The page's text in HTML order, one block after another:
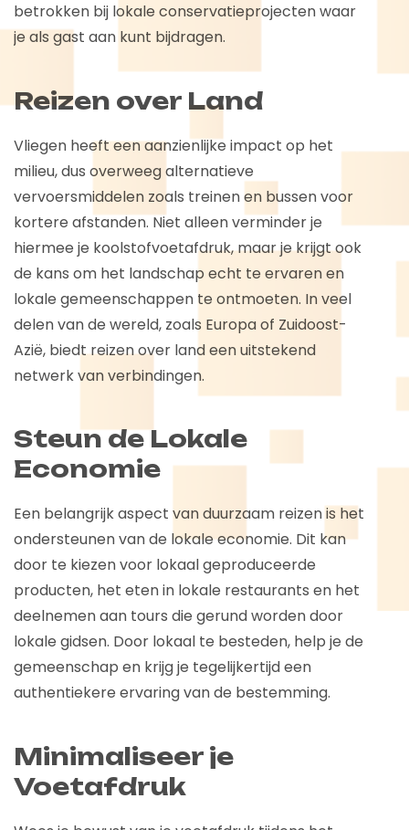
betrokken bij lokale conservatieprojecten waar
je als gast aan kunt bijdragen.
Reizen over Land
Vliegen heeft een aanzienlijke impact op het
milieu, dus overweeg alternatieve
vervoersmiddelen zoals treinen en bussen voor
kortere afstanden. Niet alleen verminder je
hiermee je koolstofvoetafdruk, maar je krijgt ook
de kans om het landschap echt te ervaren en
lokale gemeenschappen te ontmoeten. In veel
delen van de wereld, zoals Europa of Zuidoost-
Azië, biedt reizen over land een uitstekend
netwerk van verbindingen.
Steun de Lokale
Economie
Een belangrijk aspect van duurzaam reizen is het
ondersteunen van de lokale economie. Dit kan
door te kiezen voor lokaal geproduceerde
producten, het eten in lokale restaurants en het
deelnemen aan tours die gerund worden door
lokale gidsen. Door lokaal te besteden, help je de
gemeenschap en krijg je tegelijkertijd een
authentiekere ervaring van de bestemming.
Minimaliseer je
Voetafdruk